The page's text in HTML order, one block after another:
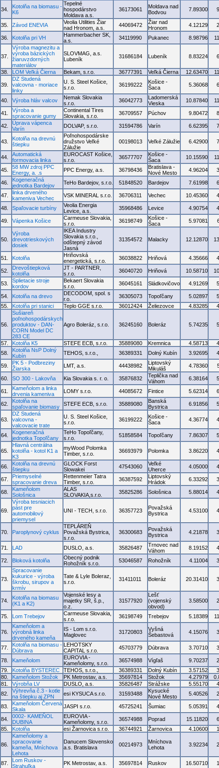
34.
Kotolňa na biomasu -
K6
Tepelné
hospodárstvo
Moldava a.s.
36173061
Moldava nad
Bodvou
7.89300
35. Závod ENEVIA
Veolia Utilities Žiar
nad Hronom, a.s.
44069472
Žiar nad
Hronom
4.12129
36. Kotolňa pri VH
Hammerbacher SK,
a.s.
34119990 Pukanec 8.98796
37.
Výroba magnezitu a
výroba bázických
žiaruvzdorných
materiálov
SLOVMAG, a.s.
Lubeník
31686184 Lubeník 8.83224
38. LOM Veľká Čierna Bekam, s.r.o. 36777391 Veľká Čierna 12.63470
39.
DZ Studená
valcovna - moriace
linky
U. S. Steel Košice,
s.r.o.
36199222
Košice -
Šaca
5.36068
40. Výroba hláv valcov
Nemak Slovakia
s.r.o.
36042773
Ladomerská
Vieska
10.87840
41.
Výroba a
spracovanie gumy
Continental Tires
Slovakia, s.r.o.
36709557 Púchov 9.80472
42.
Úprava vápenca
Varín
DOLVAP, s.r.o. 31594786 Varín 6.62395
43.
Kotolňa na drevnú
štiepku
Poľnohospodárske
družstvo Veľké
Zálužie
00198013 Veľké Zálužie 6.42900
44.
Automatická
formovacia linka
EUROCAST Košice,
s.r.o.
36577707
Košice -
Šaca
10.15590
45.
58 MW zdroj PPC
Energy, a. .s
PPC Energy, a.s. 36798436
Bratislava -
Nové Mesto
4.96204
46.
Kogeneračná
jednotka Bardejov
TeHo Bardejov, s.r.o. 51848520 Bardejov 7.61998
47.
linka drveného
kameniva Vechec
VSK MINERAL s.r.o. 36706311 Vechec 10.45360
48. Spaľovacie turbíny
Veolia Energia
Levice, a.s.
35968486 Levice 4.90754
49. Vápenka Košice
Carmeuse Slovakia,
s.r.o.
36198749
Košice -
Šaca
5.97081
50.
Výroba
drevotrieskových
dosiek
IKEA Industry
Slovakia s.r.o.,
odštepný závod
Jasná
31354572 Malacky 12.12870
51. Kotolňa
Hriňovská
energetická, s.r.o.
36038822 Hriňová 4.35666
52.
Drevoštiepková
kotolňa
JT - PARTNER,
s.r.o.
36040720 Hriňová 10.58710
53.
Splietacie stroje
kordov
Bekaert Slovakia
s.r.o.
36045161 Sládkovičovo 4.91269
54. Kotolňa na drevo
DECODOM, spol. s
r.o.
36305073 Topoľčany 5.02897
55.
Kotolňa pri stanici Teplo GGE s.r.o. 36012424 Želiezovce 4.83285
56.
Sušiareň
poľnohospodárskych
produktov - DAN-
CORN Model DC
283 CE
Agro Boleráz, s.r.o. 36245160 Boleráz 5.74235
57. Kotolňa K5 STEFE ECB, s.r.o. 35889080 Kremnica 4.58713
58.
Kotolňa NsP Dolný
Kubín
TEHOS, s.r.o., 36389331 Dolný Kubín 3.92695
59.
PK 5 - Podbreziny
Žiarska
LMT, a.s. 44438982
Liptovský
Mikuláš
4.78360
60. SO 300 - Lakovňa Kia Slovakia s. r. o. 35876832
Teplička nad
Váhom
6.38164
61.
Kameňolom a linka
drvenia kameniva
LOMY s.r.o. 44085672 Fintice 5.62314
62.
Kotolňa na
spaľovanie biomasy
STEFE ECB, s.r.o. 35889080
Banská
Bystrica
6.91856
63.
DZ Studená
valcovna -
valcovacie trate
U. S. Steel Košice,
s.r.o.
36199222
Košice -
Šaca
4.36774
64.
Kogeneračná
jednotka Topoľčany
TeHo Topoľčany,
s.r.o.
51858584 Topoľčany 7.86307
65.
Hlavná centrálna
kotolňa - kotol K1 a
K3
myWood Polomka
Timber, s.r.o.
36693979 Polomka 3.86220
66.
Kotolňa na drevnú
štiepku
GLOCK Forst
Slowakei
47543060
Veľké
Uherce
4.05000
67.
Priemyselné
spracovanie dreva
Rettenmeier Tatra
Timber, s.r.o.
36387592
Liptovský
Hrádok
6.33292
68.
Kameňolom
Sološnica
ALAS
SLOVAKIA,s.r.o.
35825286 Sološnica 5.88014
69.
Výroba tesniacich
pást pre
automobilový
priemysel
UNI - TECH, s.r.o. 36357723
Považská
Bystrica
4.53100
70. Paroplynový cyklus
TEPLÁREŇ
Považská Bystrica,
s.r.o.
36300683
Považská
Bystrica
4.21878
71. LAD DUSLO, a.s. 35826487
Trnovec nad
Váhom
8.19152
72. Bloková kotolňa
Obecný podnik
Rohožník s.r.o.
53046587 Rohožník 4.11004
73.
Spracovanie
kukurice - výroba
škrobu, sirupov a
krmív
Tate & Lyle Boleraz,
s.r.o.
31411011 Boleráz 20.31410
74.
Kotolňa na biomasu
(K1 a K2)
Vojenské lesy a
majetky SR, š.p.,
o.z.
31577920
Lešť
(vojenský
obvod)
3.58500
75. Lom Trebejov
Carmeuse Slovakia,
s.r.o.
36198749 Trebejov 5.18389
76.
Kameňolom a
výrobná linka
drveného kameňa
IS - Lom s.r.o.
Maglovec
31720803
Vyšná
Šebastová
4.15076
77.
Kotolňa na biomasu -
Dúbrava
LEHOTSKY
CAPITAL s.r.o.
45703779 Dúbrava 3.70710
78. Kameňolom
EUROVIA -
Kameňolomy, s.r.o.
36574988 Vígľaš 9.70237
79.
Kotolňa BYSTEREC TEHOS, s.r.o., 36389331 Dolný Kubín 3.57152
80.
Kameňolom Stožok PK Metrostav, a.s. 35697814 Stožok 4.27979
81.
Výrobňa LV DUSLO, a.s. 35826487 Strážske 5.55170
82.
Výhrevňa č.3 - kotle
na štiepku aj ZPN
esi KYSUCA s.r.o. 31593488
Kysucké
Nové Mesto
5.40526
83.
Kameňolom Červená
Skala
JASPI s.r.o. 45725241 Šumiac 5.05391
84.
0002- KAMEŇOL
DUBINA
EUROVIA -
Kameňolomy, s.r.o.
36574988 Poprad 15.11820
85.
Kotolňa esi Žarnovica s.r.o. 36744921 Žarnovica 4.10600
86.
Kameňolomy a
spracovanie
kameňa, Mníchova
Lehota
Danucem Slovensko
a.s. Bratislava
00214973
Mníchova
Lehota
3.92234
87.
Lom Ruskov -
Strahuľka
PK Metrostav, a.s. 35697814 Ruskov 16.50710